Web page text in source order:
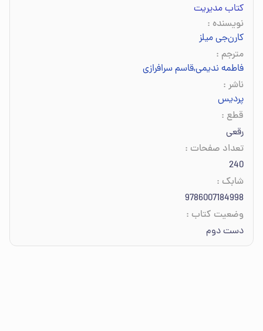
کتاب مدیریت
نویسنده :
کارن‌جی میلز
مترجم :
فاطمه ندیمی,قاسم سرافرازی
ناشر :
پردیس
قطع :
رقعی
تعداد صفحات :
240
شابک :
9786007184998
وضعیت کتاب :
دست دوم